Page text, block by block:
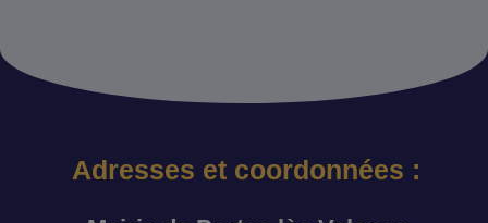
Adresses et coordonnées :